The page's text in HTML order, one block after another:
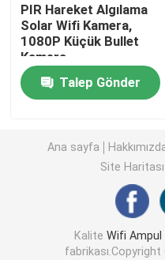
4G Güneş Kamerası
Güneş Wifi Kamera
Kablosuz IP Kamera
Akıllı Kablosuz Wifi
PTZ Kamera Dış
PIR Hareket Algılama
Solar Wifi Kamera,
1080P Küçük Bullet
Kamera
Talep Gönder
Ana sayfa
Site Haritası
KaliteWifi Ampul